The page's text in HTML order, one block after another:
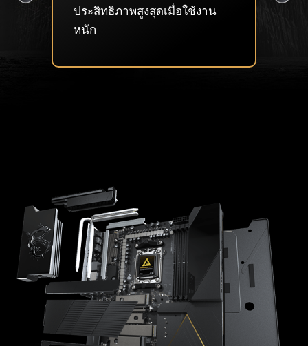
ช่วยสร้างสภาวะที่สมบูรณ์แบบ
สำหรับการโอเวอร์คล็อกซีพียู